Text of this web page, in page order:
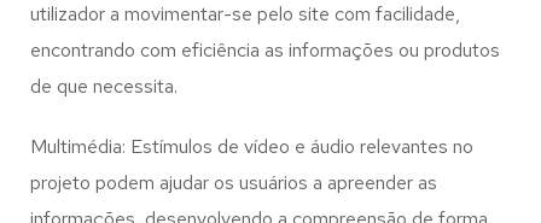
utilizador a movimentar-se pelo site com facilidade,
encontrando com eficiência as informações ou produtos
de que necessita.
Multimédia: Estímulos de vídeo e áudio relevantes no
projeto podem ajudar os usuários a apreender as